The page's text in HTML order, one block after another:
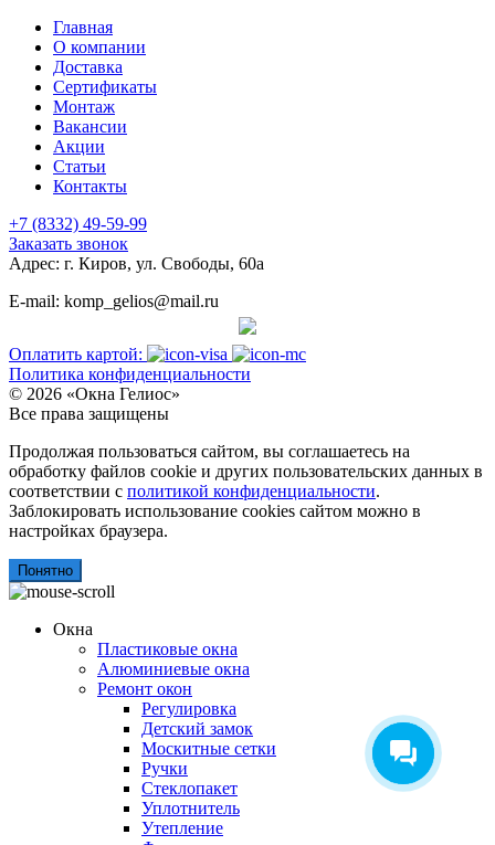
Главная
О компании
Доставка
Сертификаты
Монтаж
Вакансии
Акции
Статьи
Контакты
+7 (8332) 49-59-99
Заказать звонок
Адрес: г. Киров, ул. Свободы, 60а
E-mail: komp_gelios@mail.ru
Оплатить картой:
Политика конфиденциальности
© 2026 «Окна Гелиос»
Все права защищены
Продолжая пользоваться сайтом, вы соглашаетесь на
обработку файлов cookie и других пользовательских данных в
соответствии с политикой конфиденциальности.
Заблокировать использование cookies сайтом можно в
настройках браузера.
Понятно
Окна
Пластиковые окна
Алюминиевые окна
Ремонт окон
Регулировка
Детский замок
Москитные сетки
Ручки
Стеклопакет
Уплотнитель
Утепление